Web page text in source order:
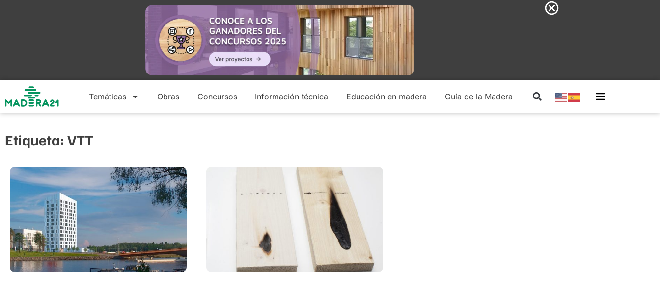
Temáticas Obras Concursos Información técnica Educación en madera Guía de la Madera
Etiqueta: VTT